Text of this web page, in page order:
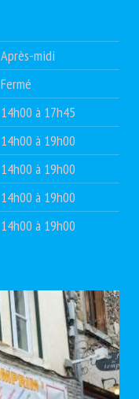
Après-midi
Fermé
14h00 à 17h45
14h00 à 19h00
14h00 à 19h00
14h00 à 19h00
14h00 à 19h00